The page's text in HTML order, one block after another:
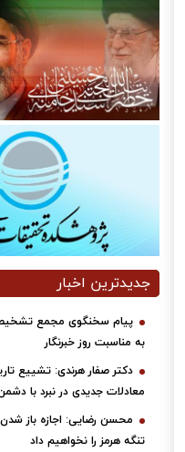
جدیدترین اخبار
پیام سخنگوی مجمع
به مناسبت روز خبرنگار
دکتر صفار هرندی: تشییع
معادلات جدیدی در نبرد با
محسن رضایی: اجازه باز
تنگه هرمز را نخواهیم داد